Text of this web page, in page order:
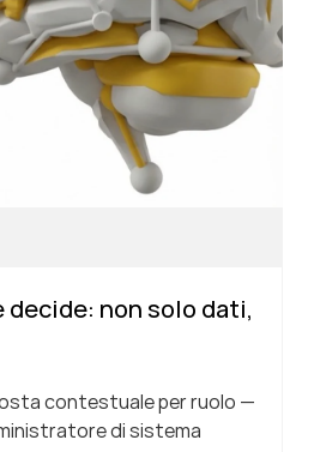
decide: non solo dati,
contestuale per ruolo —
di sistema